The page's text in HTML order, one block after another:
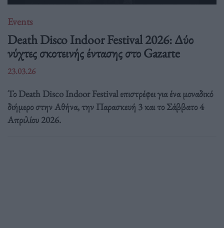
Events
Death Disco Indoor Festival 2026: Δύο
νύχτες σκοτεινής έντασης στο Gazarte
23.03.26
Το Death Disco Indoor Festival επιστρέφει για ένα μοναδικό
διήμερο στην Αθήνα, την Παρασκευή 3 και το Σάββατο 4
Απριλίου 2026.